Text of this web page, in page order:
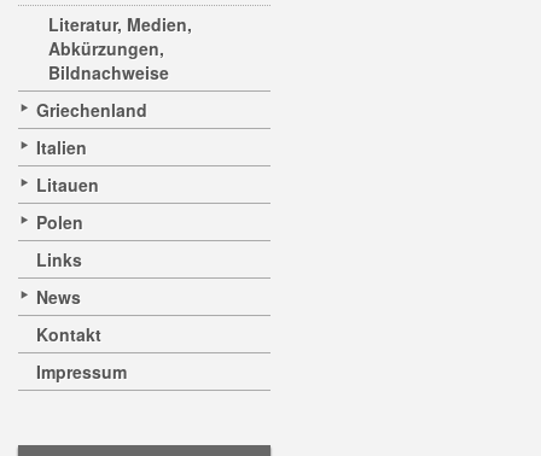
Literatur, Medien,
Abkürzungen,
Bildnachweise
Griechenland
Italien
Litauen
Polen
Links
News
Kontakt
Impressum